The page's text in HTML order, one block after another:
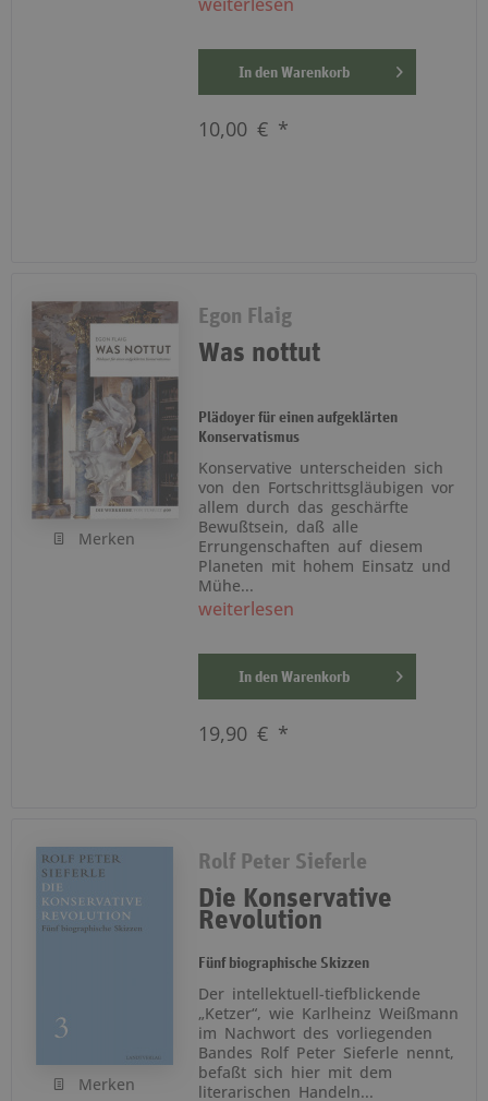
In den Warenkorb
10,00 € *
Merken
Egon Flaig
Was nottut
Plädoyer für einen aufgeklärten
Konservatismus
Konservative unterscheiden sich
von den Fortschrittsgläubigen vor
allem durch das geschärfte
Bewußtsein, daß alle
Errungenschaften auf diesem
Planeten mit hohem Einsatz und
Mühe...
weiterlesen
In den Warenkorb
19,90 € *
Merken
Rolf Peter Sieferle
Die Konservative
Revolution
Fünf biographische Skizzen
Der intellektuell-tiefblickende
„Ketzer“, wie Karlheinz Weißmann
im Nachwort des vorliegenden
Bandes Rolf Peter Sieferle nennt,
befaßt sich hier mit dem
literarischen Handeln...